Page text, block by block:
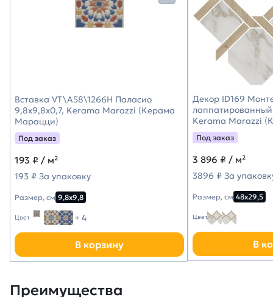
Вставка VT\A58\1266H Паласио
9,8x9,8x0,7, Kerama Marazzi (Керама
Марацци)
Под заказ
193 ₽ / м²
193 ₽ За упаковку
Размер, см 9,8х9,8
Цвет + 4
В корзину
Декор ID169
Kerama Marazzi
Под заказ
3 896 ₽ / м²
3896 ₽ За
Размер, см 48х29,5
Цвет
В
Преимущества